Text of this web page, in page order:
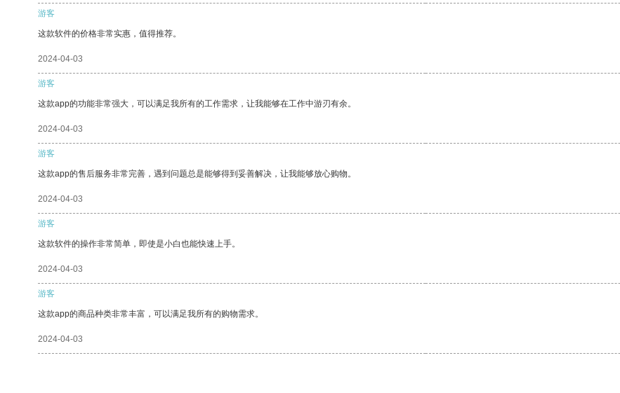
游客
这款软件的价格非常实惠，值得推荐。
2024-04-03
游客
这款app的功能非常强大，可以满足我所有的工作需求，让我能够在工作中游刃有余。
2024-04-03
游客
这款app的售后服务非常完善，遇到问题总是能够得到妥善解决，让我能够放心购物。
2024-04-03
游客
这款软件的操作非常简单，即使是小白也能快速上手。
2024-04-03
游客
这款app的商品种类非常丰富，可以满足我所有的购物需求。
2024-04-03